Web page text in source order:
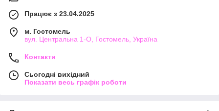
Працює з 23.04.2025
м. Гостомель
вул. Центральна 1-О, Гостомель, Україна
Контакти
Сьогодні вихідний
Показати весь графік роботи